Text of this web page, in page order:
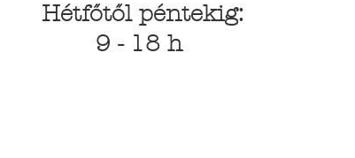
Hétfőtől péntekig:
9 - 18 h